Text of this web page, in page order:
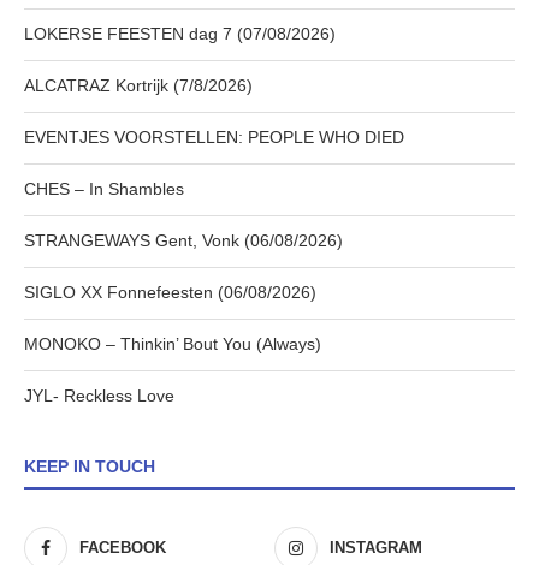
LOKERSE FEESTEN dag 7 (07/08/2026)
ALCATRAZ Kortrijk (7/8/2026)
EVENTJES VOORSTELLEN: PEOPLE WHO DIED
CHES – In Shambles
STRANGEWAYS Gent, Vonk (06/08/2026)
SIGLO XX Fonnefeesten (06/08/2026)
MONOKO – Thinkin’ Bout You (Always)
JYL- Reckless Love
KEEP IN TOUCH
FACEBOOK INSTAGRAM